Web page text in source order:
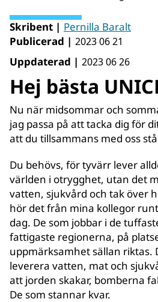
Skribent | Pernilla Baralt
Publicerad | 2023 06 21
Uppdaterad | 2023 06 26
Hej bästa
Nu när midsommar och
jag passa på att tacka dig för
att du tillsammans med oss
Du behövs, för tyvärr lever
världen i otrygghet, utan det
vatten, sjukvård och tak över
hör det från mina kollegor
dag. De som jobbar i de
fattigaste regionerna, på
uppmärksamhet sällan riktas.
leverera vatten, mat och
att jorden skakar, bomberna
De som stannar kvar.